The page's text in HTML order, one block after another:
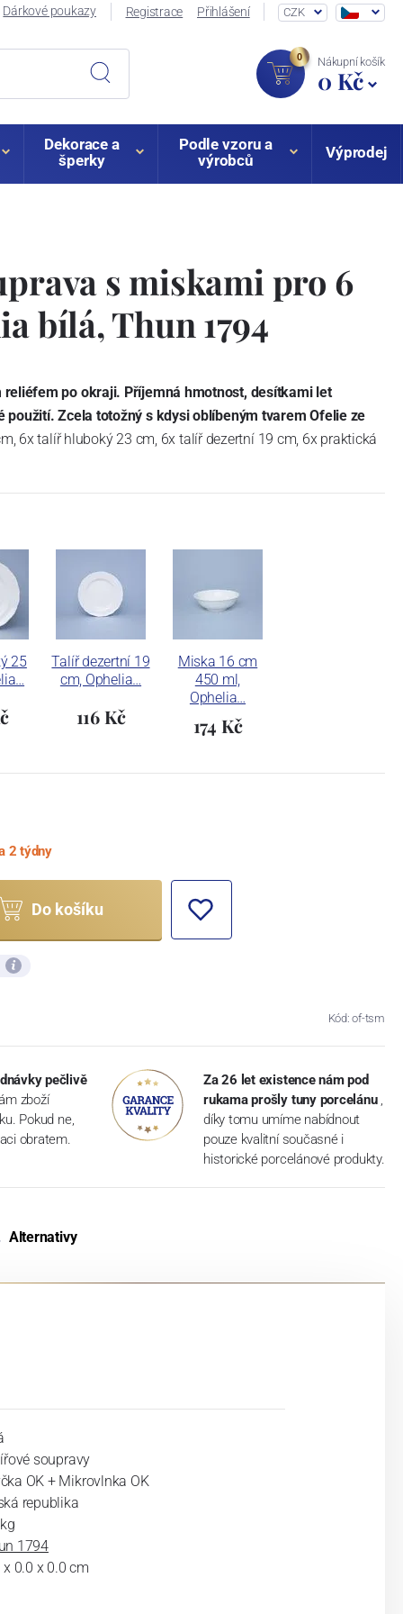
Dárkové poukazy Registrace Přihlášení CZK
0 Nákupní košík
0 Kč
Dekorace a
šperky
Podle vzoru a
výrobců
Výprodej
s miskami pro 6
bílá, Thun 1794
po okraji. Příjemná hmotnost, desítkami let
použití. Zcela totožný s kdysi oblíbeným tvarem Ofelie ze
6x talíř hluboký 23 cm, 6x talíř dezertní 19 cm, 6x praktická
25
Talíř dezertní 19
cm, Ophelia…
116 Kč
Miska 16 cm
450 ml,
Ophelia…
174 Kč
2 týdny
Do košíku
Kód: of-tsm
pečlivě
zboží
Pokud ne,
obratem.
Za 26 let existence nám pod
rukama prošly tuny porcelánu ,
díky tomu umíme nabídnout
pouze kvalitní současné i
historické porcelánové produkty.
Alternativy
soupravy
OK + Mikrovlnka OK
republika
1794
x 0.0 x 0.0 cm